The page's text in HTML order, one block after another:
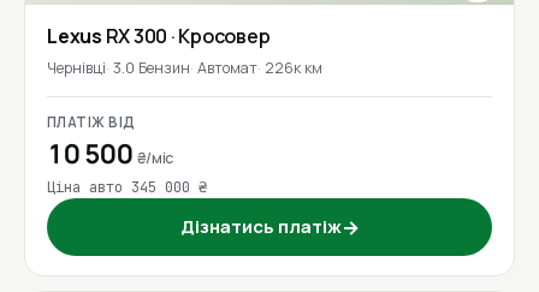
Lexus RX 300 · Кросовер
Чернівці 3.0 Бензин Автомат 226к км
ПЛАТІЖ ВІД
10 500 ₴/міс
Ціна авто 345 000 ₴
Дізнатись платіж→